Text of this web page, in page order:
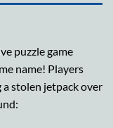
puzzle game
name! Players
stolen jetpack over